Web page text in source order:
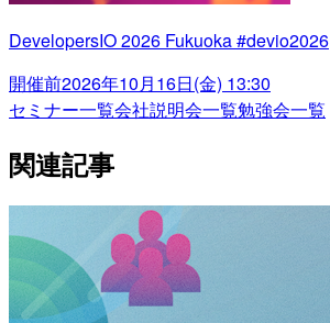
DevelopersIO 2026 Fukuoka #devio2026
開催前2026年10月16日(金) 13:30
セミナー一覧会社説明会一覧勉強会一覧
関連記事